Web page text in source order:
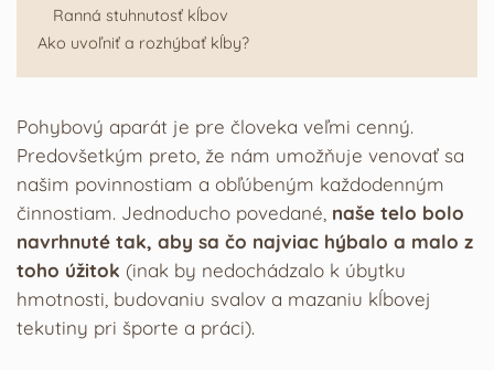
Ranná stuhnutosť kĺbov
Ako uvoľniť a rozhýbať kĺby?
Pohybový aparát je pre človeka veľmi cenný.
Predovšetkým preto, že nám umožňuje venovať sa
našim povinnostiam a obľúbeným každodenným
činnostiam. Jednoducho povedané, naše telo bolo
navrhnuté tak, aby sa čo najviac hýbalo a malo z
toho úžitok (inak by nedochádzalo k úbytku
hmotnosti, budovaniu svalov a mazaniu kĺbovej
tekutiny pri športe a práci).